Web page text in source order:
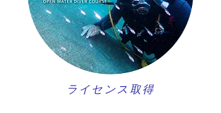
ライセンス取得